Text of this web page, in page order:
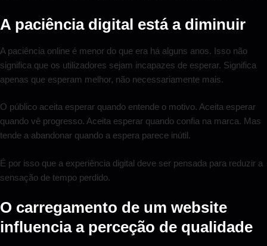
A paciência digital está a diminuir
A paciência online é menor do que era há alguns anos. Isso não
significa que os utilizadores sejam incapazes de esperar. Significa
apenas que esperam melhor, não necessariamente mais.
O público aceita esperar quando entende o motivo. Aceita esperar
quando vê progresso. Aceita esperar quando confia na marca. Mas
tende a abandonar quando a espera parece inútil.
É por isso que a experiência digital deve ser pensada para reduzir a
sensação de tempo perdido.
O carregamento de um website
influencia a perceção de qualidade